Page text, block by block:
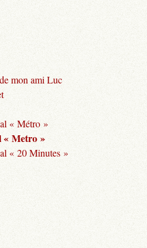
mon ami Luc
« Métro »
« Metro »
« 20 Minutes »